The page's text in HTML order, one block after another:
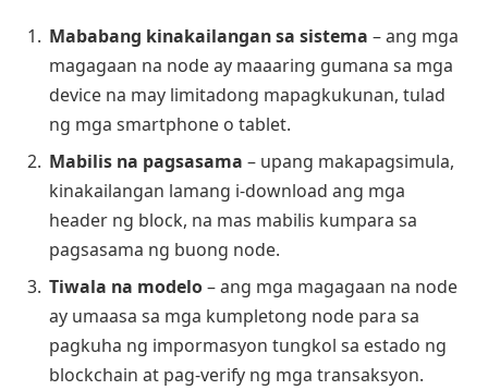
Mababang kinakailangan sa sistema – ang mga
magagaan na node ay maaaring gumana sa mga
device na may limitadong mapagkukunan, tulad
ng mga smartphone o tablet.
Mabilis na pagsasama – upang makapagsimula,
kinakailangan lamang i-download ang mga
header ng block, na mas mabilis kumpara sa
pagsasama ng buong node.
Tiwala na modelo– ang mga magagaan na node
ay umaasa sa mga kumpletong node para sa
pagkuha ng impormasyon tungkol sa estado ng
blockchain at pag-verify ng mga transaksyon.